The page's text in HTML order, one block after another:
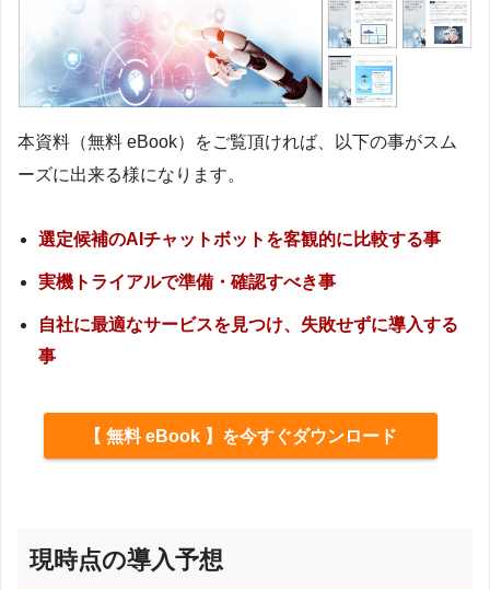
本資料（無料 eBook）をご覧頂ければ、以下の事がスム
ーズに出来る様になります。
選定候補のAIチャットボットを客観的に比較する事
実機トライアルで準備・確認すべき事
自社に最適なサービスを見つけ、失敗せずに導入する
事
【 無料 eBook 】を今すぐダウンロード
現時点の導入予想